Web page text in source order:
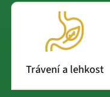
Trávení a lehkost